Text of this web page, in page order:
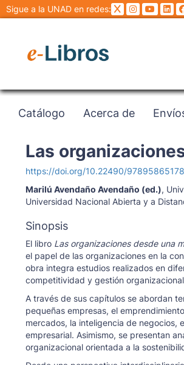
Sigue a la UNAD en redes:
Catálogo Acerca de
Las
https://doi.org/10.22490/
Marilú Avendaño Avendaño (ed.),
Universidad Nacional Abierta y a
Sinopsis
El libro Las organizaciones desde una
el papel de las organizaciones en la
obra integra estudios realizados en
competitividad y gestión
A través de sus capítulos se abordan
pequeñas empresas, el
mercados, la inteligencia de negocios,
empresarial. Asimismo, se presentan
organizacional orientada a la